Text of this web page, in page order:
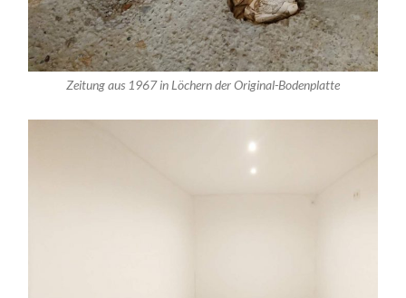
Zeitung aus 1967 in Löchern der Original-Bodenplatte